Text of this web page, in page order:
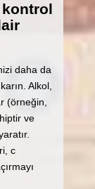
kontrol
daha da
Alkol,
(örneğin,
ve
c